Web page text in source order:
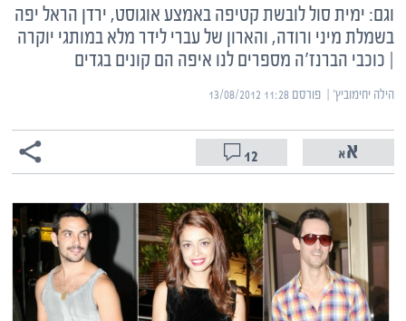
וגם: ימית סול לובשת קטיפה באמצע אוגוסט, ירדן הראל יפה
בשמלת מיני ורודה, והארון של עברי לידר מלא במותגי יוקרה
| כוכבי הברנז'ה מספרים לנו איפה הם קונים בגדים
הילה יחימוביץ' | ‏פורסם ‎13/08/2012 11:28
12